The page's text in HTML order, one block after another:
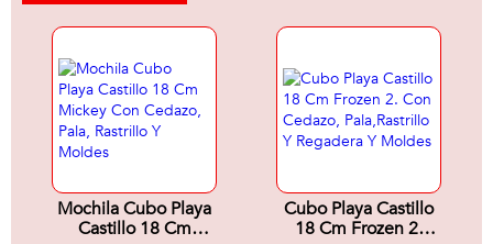
Mochila Cubo Playa
Castillo 18 Cm
Cubo Playa Castillo
18 Cm Frozen 2.